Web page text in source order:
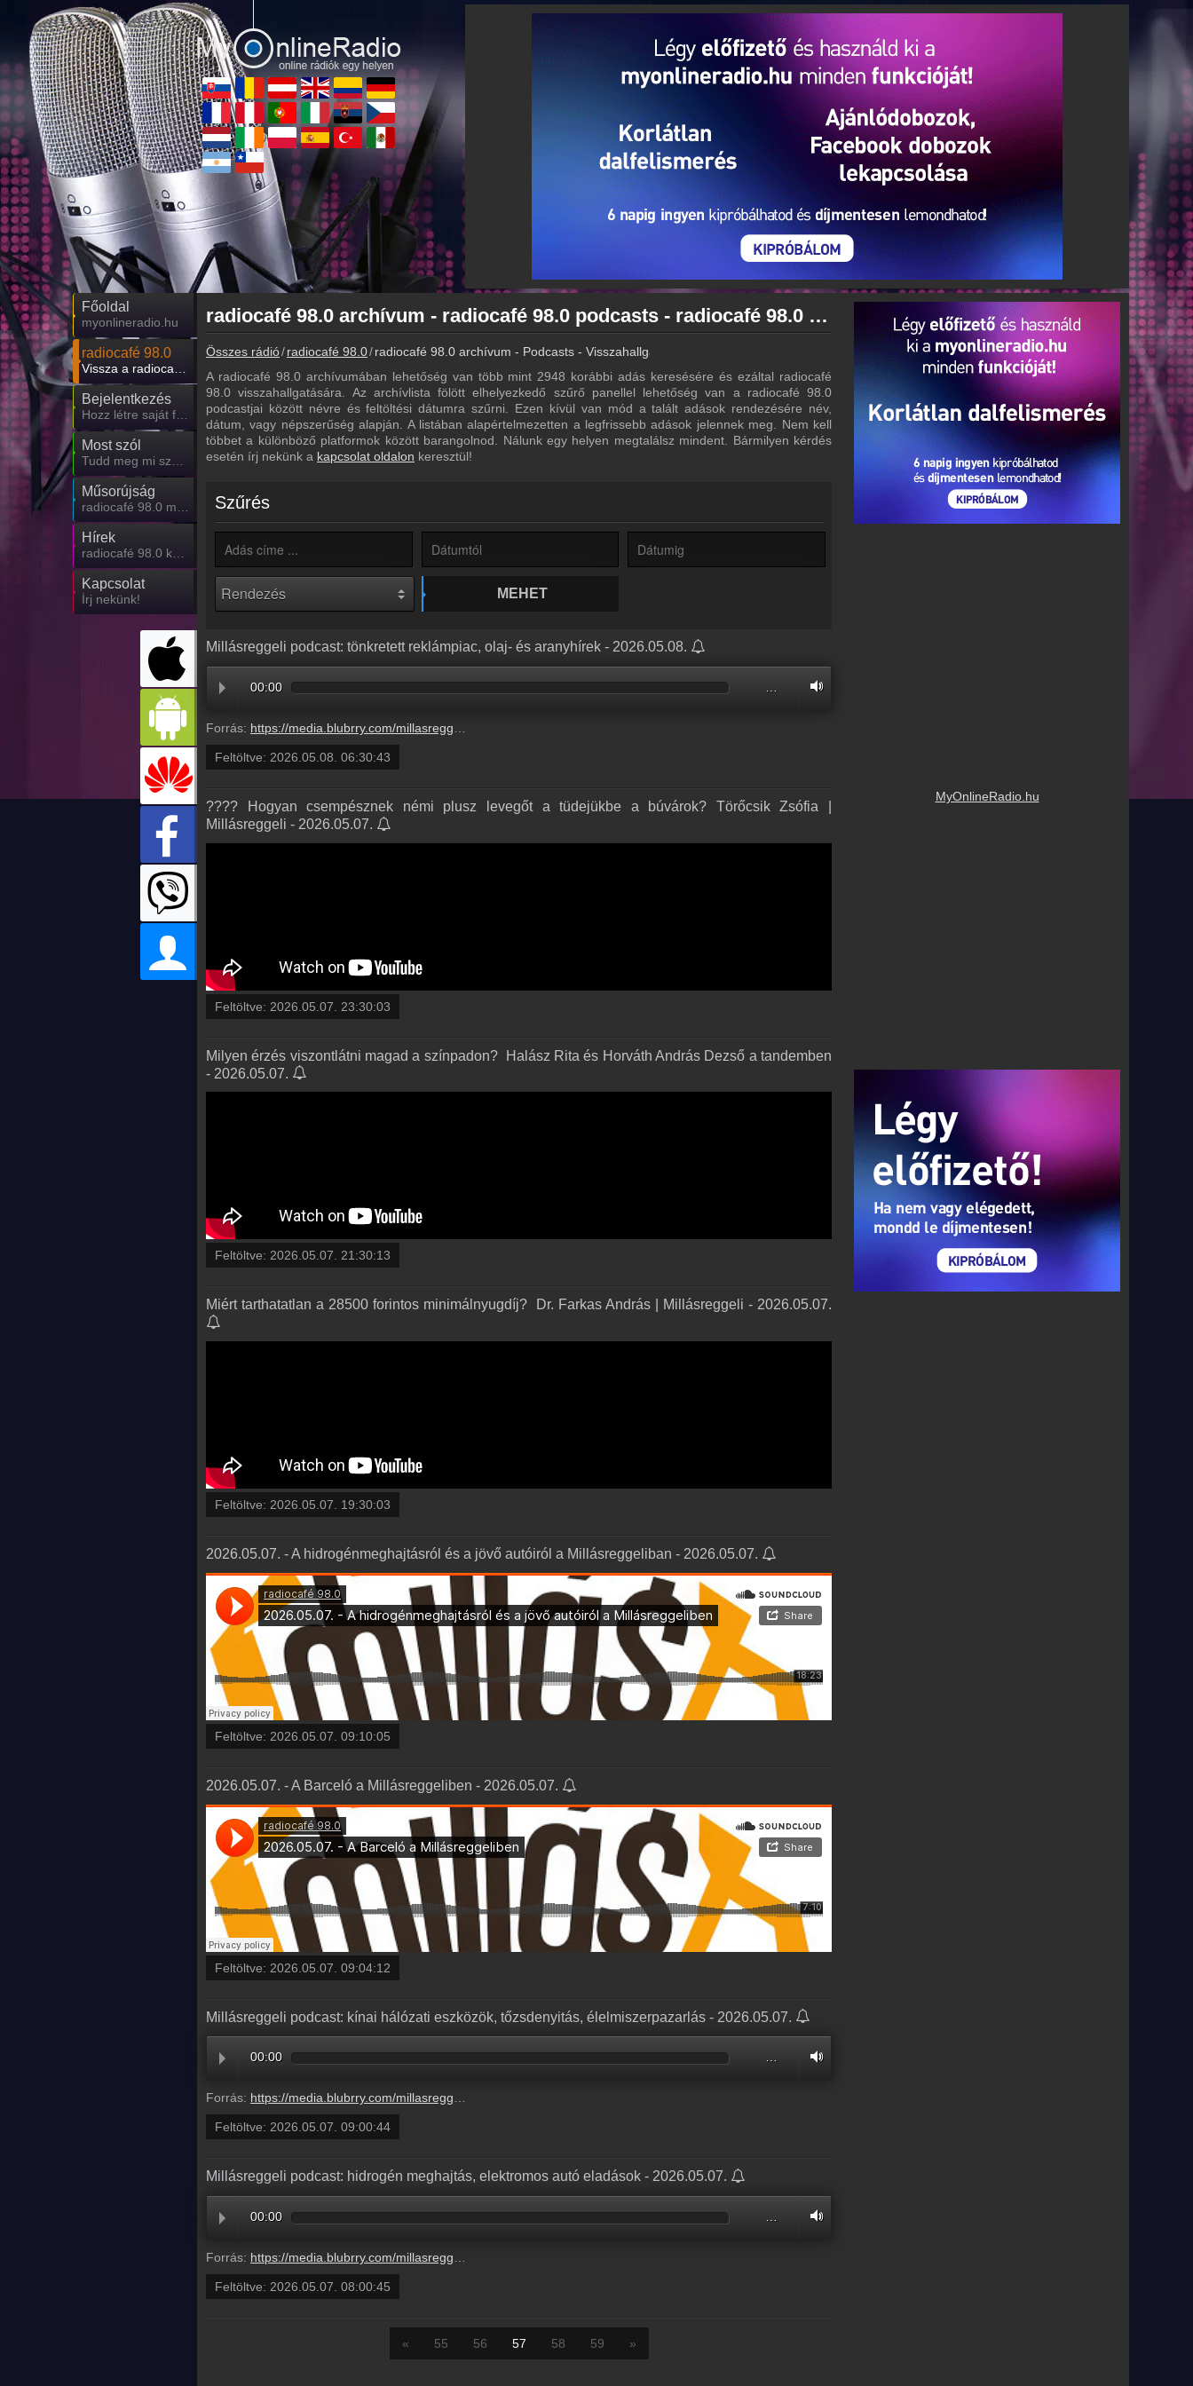
Főoldal
myonlineradio.hu
radiocafé 98.0
Bejelentkezés
Most szól
Műsorújság
Hírek
Kapcsolat
Írj nekünk!
MyOnlineRadio.hu
radiocafé 98.0 archívum - radiocafé 98.0 podcasts - radiocafé 98.0 visszahallgatás
Összes rádió radiocafé 98.0 radiocafé 98.0 archívum - Podcasts - Visszahallgatás
A radiocafé 98.0 archívumában lehetőség van több mint 2948 korábbi adás keresésére és ezáltal radiocafé
98.0 visszahallgatására. Az archívlista fölött elhelyezkedő szűrő panellel lehetőség van a radiocafé 98.0
podcastjai között névre és feltöltési dátumra szűrni. Ezen kívül van mód a talált adások rendezésére név,
dátum, vagy népszerűség alapján. A listában alapértelmezetten a legfrissebb adások jelennek meg. Nem kell
többet a különböző platformok között barangolnod. Nálunk egy helyen megtalálsz mindent. Bármilyen kérdés
esetén írj nekünk a kapcsolat oldalon keresztül!
Szűrés
MEHET
Millásreggeli podcast: tönkretett reklámpiac, olaj- és aranyhírek - 2026.05.08.
00:00
Forrás: https://media.blubrry.com/millasreggeli/millasreggeli.hu/wp-content/uploads/2026/05/cafe_radiocafe98_20260508-0700_OK.mp3
Feltöltve: 2026.05.08. 06:30:43
???? Hogyan csempésznek némi plusz levegőt a tüdejükbe a búvárok? ️Törőcsik Zsófia |
Millásreggeli - 2026.05.07.
Feltöltve: 2026.05.07. 23:30:03
Milyen érzés viszontlátni magad a színpadon? ️ Halász Rita és Horváth András Dezső a tandemben
- 2026.05.07.
Feltöltve: 2026.05.07. 21:30:13
Miért tarthatatlan a 28500 forintos minimálnyugdíj? ️ Dr. Farkas András | Millásreggeli - 2026.05.07.
Feltöltve: 2026.05.07. 19:30:03
2026.05.07. - A hidrogénmeghajtásról és a jövő autóiról a Millásreggeliban - 2026.05.07.
Feltöltve: 2026.05.07. 09:10:05
2026.05.07. - A Barceló a Millásreggeliben - 2026.05.07.
Feltöltve: 2026.05.07. 09:04:12
Millásreggeli podcast: kínai hálózati eszközök, tőzsdenyitás, élelmiszerpazarlás - 2026.05.07.
00:00 …
Forrás: https://media.blubrry.com/millasreggeli/millasreggeli.hu/wp-content/uploads/2026/05/cafe_radiocafe98_20260507-0900_OK.mp3
Feltöltve: 2026.05.07. 09:00:44
Millásreggeli podcast: hidrogén meghajtás, elektromos autó eladások - 2026.05.07.
00:00
Forrás: https://media.blubrry.com/millasreggeli/millasreggeli.hu/wp-content/uploads/2026/05/cafe_radiocafe98_20260507-0800_OK.mp3
Feltöltve: 2026.05.07. 08:00:45
« 55 56 57 58 59 »